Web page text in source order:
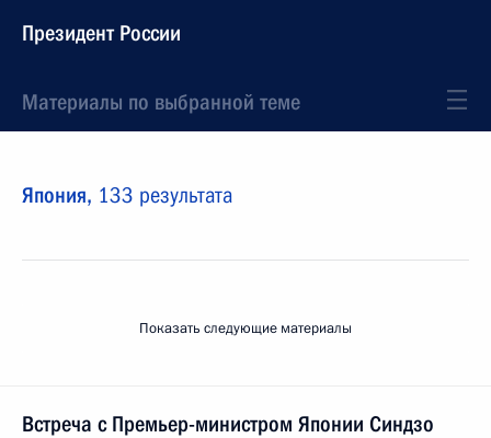
Президент России
Материалы по выбранной теме
Япония, 133 результата
Показать следующие материалы
Встреча с Премьер-министром Японии Синдзо